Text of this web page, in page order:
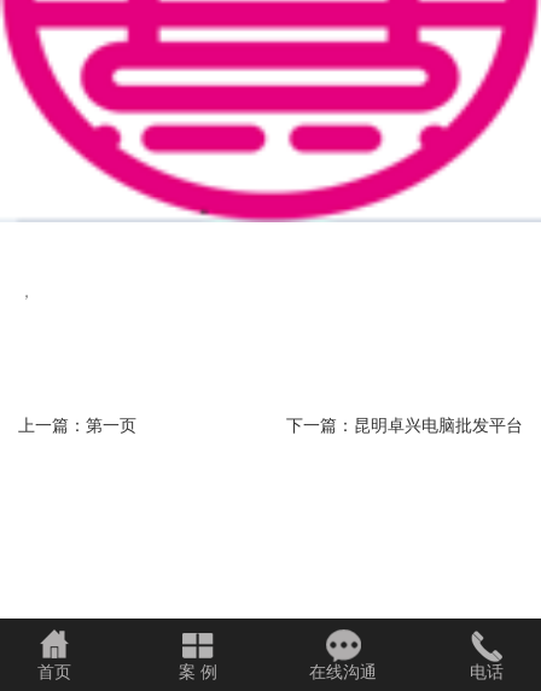
，
上一篇： 第一页 下一篇： 昆明卓兴电脑批发平台
首页 案 例 在线沟通 电话